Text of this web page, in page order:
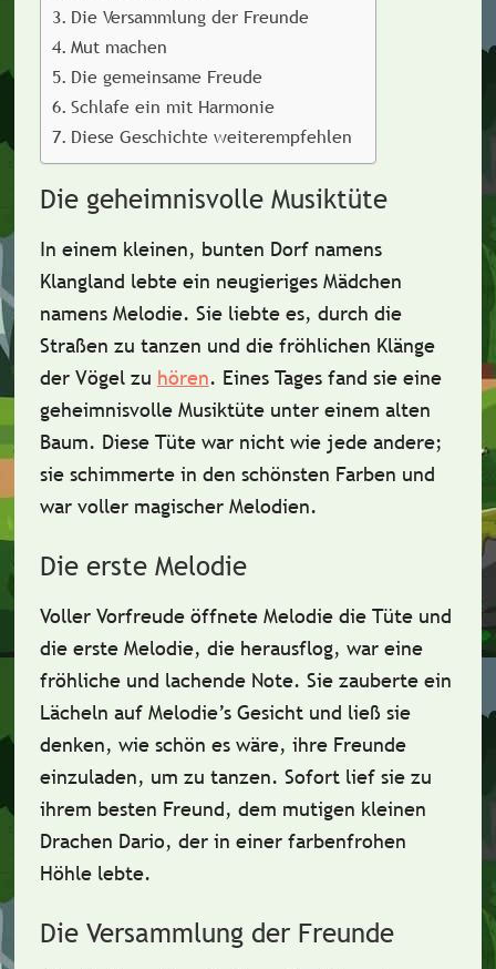
Die Versammlung der Freunde
Mut machen
Die gemeinsame Freude
Schlafe ein mit Harmonie
Diese Geschichte weiterempfehlen
Die geheimnisvolle Musiktüte
In einem kleinen, bunten Dorf namens
Klangland lebte ein neugieriges Mädchen
namens Melodie. Sie liebte es, durch die
Straßen zu tanzen und die fröhlichen Klänge
der Vögel zu hören. Eines Tages fand sie eine
geheimnisvolle Musiktüteunter einem alten
Baum. Diese Tüte war nicht wie jede andere;
sie schimmerte in den schönsten Farben und
war voller magischer Melodien.
Die erste Melodie
Voller Vorfreude öffnete Melodie die Tüte und
die erste Melodie, die herausflog, war eine
fröhliche und lachende Note. Sie zauberte ein
Lächeln auf Melodie’s Gesichtund ließ sie
denken, wie schön es wäre, ihre Freunde
einzuladen, um zu tanzen. Sofort lief sie zu
ihrem besten Freund, dem mutigen kleinen
Drachen Dario, der in einer farbenfrohen
Höhle lebte.
Die Versammlung der Freunde